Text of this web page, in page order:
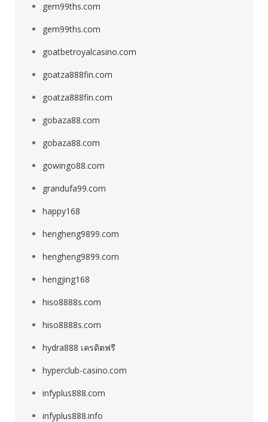
gem99ths.com
gem99ths.com
goatbetroyalcasino.com
goatza888fin.com
goatza888fin.com
gobaza88.com
gobaza88.com
gowingo88.com
grandufa99.com
happy168
hengheng9899.com
hengheng9899.com
hengjing168
hiso8888s.com
hiso8888s.com
hydra888 เครดิตฟรี
hyperclub-casino.com
infyplus888.com
infyplus888.info